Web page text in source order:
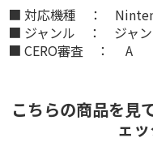
■ 対応機種 ：
■ ジャンル ： ジャン
■ CERO審査 ： A
こちらの商品を見
ェ